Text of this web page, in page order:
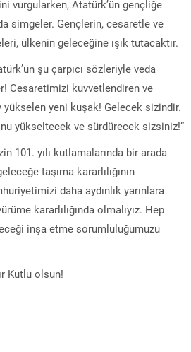
vurgularken, Atatürk’ün gençliğe
simgeler. Gençlerin, cesaretle ve
ülkenin geleceğine ışık tutacaktır.
şu çarpıcı sözleriyle veda
Cesaretimizi kuvvetlendiren ve
yeni kuşak! Gelecek sizindir.
yükseltecek ve sürdürecek sizsiniz!”
101. yılı kutlamalarında bir arada
taşıma kararlılığının
daha aydınlık yarınlara
kararlılığında olmalıyız. Hep
inşa etme sorumluluğumuzu
Kutlu olsun!